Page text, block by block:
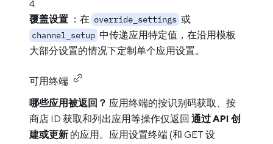
覆盖设置 ：在 override_settings 或
channel_setup 中传递应用特定值，在沿用模板
大部分设置的情况下定制单个应用设置。
可用终端
哪些应用被返回？ 应用终端的按识别码获取、按
商店 ID 获取和列出应用等操作仅返回 通过 API 创
建或更新 的应用。应用设置终端 (和 GET 设